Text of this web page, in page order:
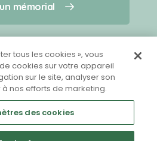
nous ?
contacter
sur Facebook
mémorial
tous les cookies », vous
cookies sur votre appareil
sur le site, analyser son
nos efforts de marketing.
des cookies